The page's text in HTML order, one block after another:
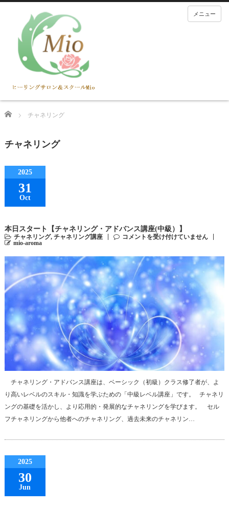
メニュー
Home チャネリング
チャネリング
2025
31
Oct
本日スタート【チャネリング・アドバンス講座(中級）】
チャネリング, チャネリング講座
コメントを受け付けていません
mio-aroma
チャネリング・アドバンス講座は、ベーシック（初級）クラス修了者が、よ
り高いレベルのスキル・知識を学ぶための「中級レベル講座」です。 チャネリ
ングの基礎を活かし、より応用的・発展的なチャネリングを学びます。 セル
フチャネリングから他者へのチャネリング、過去未来のチャネリン…
2025
30
Jun